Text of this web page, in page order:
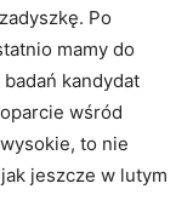
Po
mamy do
kandydat
wśród
to nie
jeszcze w lutym